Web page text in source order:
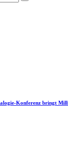
Konferenz bringt